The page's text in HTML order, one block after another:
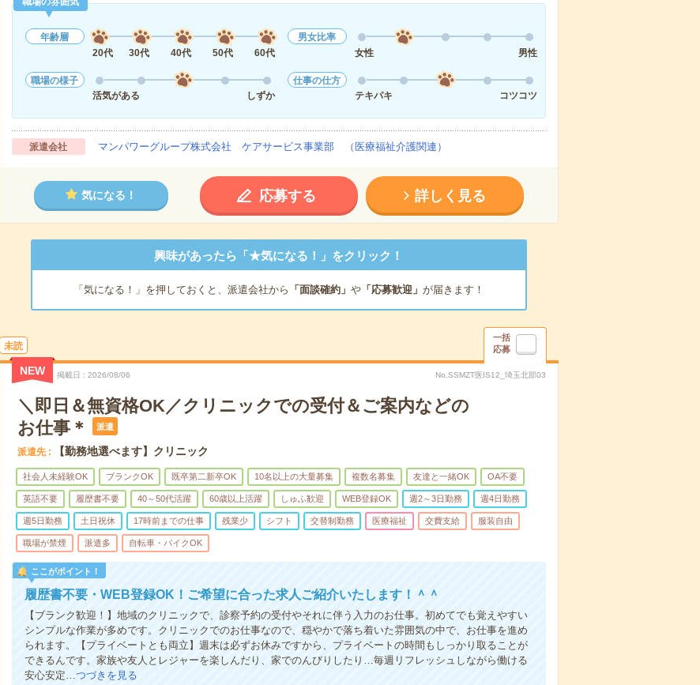
年齢層
20代
30代 40代 50代 60代
男女比率
女性
男性
職場の様子
活気がある
しずか
仕事の仕方
テキパキ
コツコツ
派遣会社 マンパワーグループ株式会社 ケアサービス事業部 （医療福祉介護関連）
気になる！ 応募する 詳しく見る
興味があったら「★気になる！」をクリック！
「気になる！」を押しておくと、派遣会社から 「面談確約」 や「応募歓迎」 が届きます！
未読
一括
応募
NEW 掲載日 2026/08/06 No.SSMZT医IS12_埼玉北部03
＼即日＆無資格OK／クリニックでの受付＆ご案内などの
お仕事＊
派遣
派遣先 【勤務地選べます】クリニック
社会人未経験OK ブランクOK 既卒第二新卒OK 10名以上の大量募集 複数名募集 友達と一緒OK OA不要
英語不要 履歴書不要 40～50代活躍 60歳以上活躍 しゅふ歓迎 WEB登録OK 週2～3日勤務 週4日勤務
週5日勤務 土日祝休 17時前までの仕事 残業少 シフト 交替制勤務 医療福祉 交費支給 服装自由
職場が禁煙 派遣多 自転車・バイクOK
ここがポイント！
履歴書不要・WEB登録OK！ご希望に合った求人ご紹介いたします！＾＾
【ブランク歓迎！】地域のクリニックで、診察予約の受付やそれに伴う入力のお仕事。初めてでも覚えやすい
シンプルな作業が多めです。クリニックでのお仕事なので、穏やかで落ち着いた雰囲気の中で、お仕事を進め
られます。【プライベートとも両立】週末は必ずお休みですから、プライベートの時間もしっかり取ることが
できるんです。家族や友人とレジャーを楽しんだり、家でのんびりしたり…毎週リフレッシュしながら働ける
安心安定…つづきを見る